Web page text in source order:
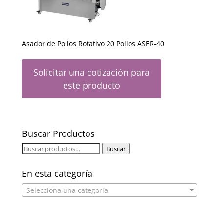
Asador de Pollos Rotativo 20 Pollos ASER-40
Solicitar una cotización para
este producto
Buscar Productos
Buscar
Buscar
En esta categoría
Selecciona una categoría